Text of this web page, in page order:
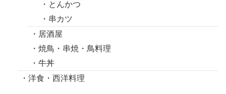
とんかつ
串カツ
居酒屋
焼鳥・串焼・鳥料理
牛丼
洋食・西洋料理